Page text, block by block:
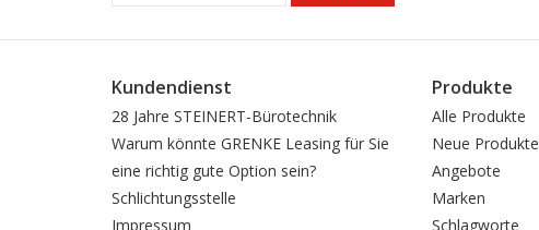
Kundendienst
28 Jahre STEINERT-Bürotechnik
Warum könnte GRENKE Leasing für Sie
eine richtig gute Option sein?
Schlichtungsstelle
Impressum
Produkte
Alle Produkte
Neue Produkte
Angebote
Marken
Schlagworte